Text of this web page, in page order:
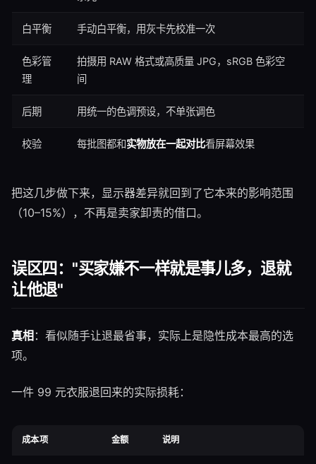
白平衡 手动白平衡，用灰卡先校准一次
色彩管
理
拍摄用 RAW 格式或高质量 JPG，sRGB 色彩空
间
后期 用统一的色调预设，不单张调色
校验 每批图都和实物放在一起对比看屏幕效果
把这几步做下来，显示器差异就回到了它本来的影响范围
（10–15%），不再是卖家卸责的借口。
误区四："买家嫌不一样就是事儿多，退就
让他退"
真相：看似随手让退最省事，实际上是隐性成本最高的选
项。
一件 99 元衣服退回来的实际损耗：
成本项 金额 说明